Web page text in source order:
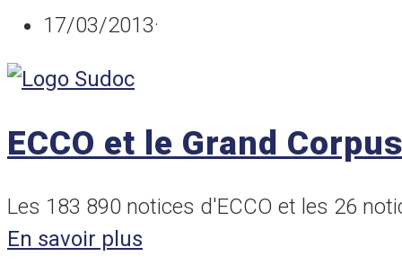
17/03/2013·
ECCO et le Grand
Les 183 890 notices d'ECCO et les 26
En savoir plus